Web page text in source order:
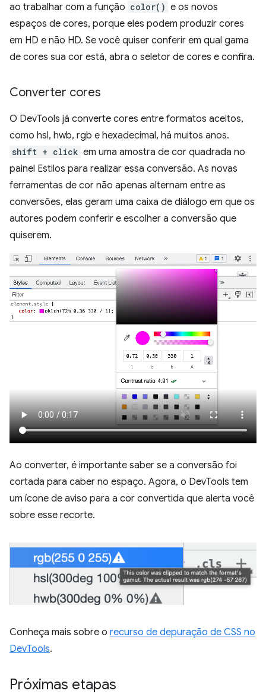
ao trabalhar com a função color() e os novos
espaços de cores, porque eles podem produzir cores
em HD e não HD. Se você quiser conferir em qual gama
de cores sua cor está, abra o seletor de cores e confira.
Converter cores
O DevTools já converte cores entre formatos aceitos,
como hsl, hwb, rgb e hexadecimal, há muitos anos.
shift + click em uma amostra de cor quadrada no
painel Estilos para realizar essa conversão. As novas
ferramentas de cor não apenas alternam entre as
conversões, elas geram uma caixa de diálogo em que os
autores podem conferir e escolher a conversão que
quiserem.
Ao converter, é importante saber se a conversão foi
cortada para caber no espaço. Agora, o DevTools tem
um ícone de aviso para a cor convertida que alerta você
sobre esse recorte.
Conheça mais sobre o recurso de depuração de CSS no
DevTools.
Próximas etapas